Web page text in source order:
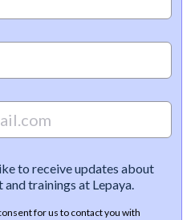
to receive updates about
trainings at Lepaya.
for us to contact you with